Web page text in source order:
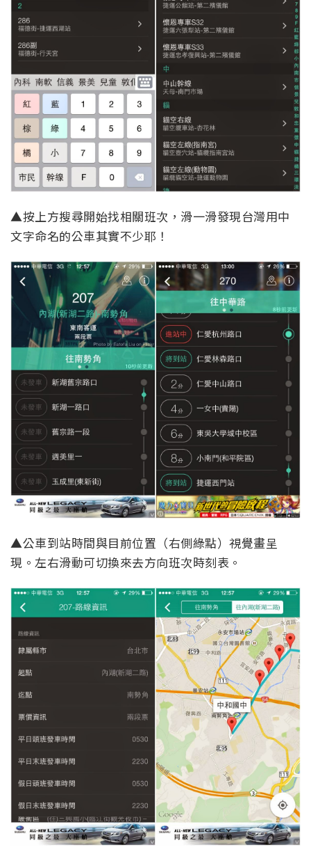
▲按上方搜尋開始找相關班次，滑一滑發現台灣用中
文字命名的公車其實不少耶！
▲公車到站時間與目前位置（右側綠點）視覺畫呈
現。左右滑動可切換來去方向班次時刻表。